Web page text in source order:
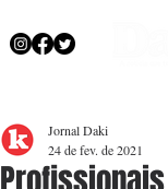
Jornal Daki
24 de fev. de 2021